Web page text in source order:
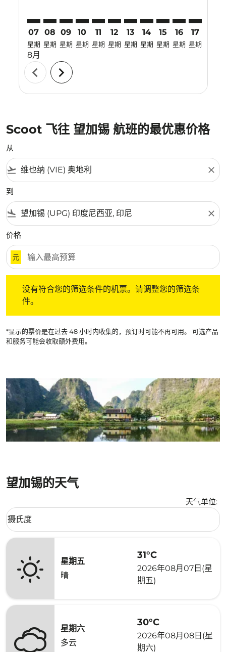
07
星期
8月
08
星期
09
星期
10
星期
11
星期
12
星期
13
星期
14
星期
15
星期
16
星期
17
星期
chevron_left chevron_right
Scoot 飞往 望加锡 航班的最优惠价格
从
flight_takeoff close
到
flight_land close
价格
元
没有符合您的筛选条件的机票。请调整您的筛选条
件。
*显示的票价是在过去 48 小时内收集的，预订时可能不再可用。 可选产品
和服务可能会收取额外费用。
望加锡的天气
天气单位:
Weather unit option 摄氏度 Selected
摄氏度
keyboard_arrow_down
星期五
晴
31°C
2026年08月07日(星
期五)
星期六
多云
30°C
2026年08月08日(星
期六)